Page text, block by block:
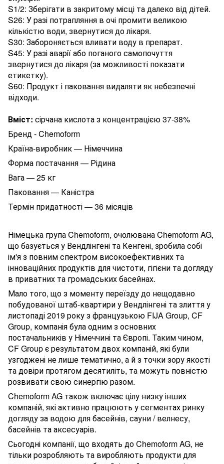
S1/2: Зберігати в закритому місці та далеко від дітей.
S26: У разі потрапляння в очі промити великою
кількістю води, звернутися до лікаря.
S30: Забороняється вливати воду в препарат.
S45: У разі аварії або поганого самопочуття
звернутися до лікаря (за можливості показати
етикетку).
S60: Продукт і паковання видаляти як небезпечні
відходи.
Вміст: сірчана кислота з концентрацією 37-38%
Бренд - Chemoform
Країна-виробник — Німеччина
Форма постачання — Рідина
Вага — 25 кг
Паковання — Каністра
Термін придатності — 36 місяців
Німецька група Chemoform, очолювана Chemoform AG,
що базується у Вендлінгені та Кенгені, зробила собі
ім'я з повним спектром високоефективних та
інноваційних продуктів для чистоти, гігієни та догляду
в приватних та громадських басейнах.
Мало того, що з моменту переїзду до нещодавно
побудованої штаб-квартири у Вендлінгені та злиття у
листопаді 2019 року з французькою FIJA Group, CF
Group, компанія була одним з основних
постачальників у Німеччині та Європі. Таким чином,
CF Group є результатом двох компаній, які були
узгоджені не лише тематично, а й з точки зору якості
та довіри протягом десятиліть, та можуть повністю
розвивати свою синергію разом.
Chemoform AG також включає цілу низку інших
компаній, які активно працюють у сегментах ринку
догляду за водою для басейнів, сауни / велнесу,
басейнів та аксесуарів.
Сьогодні компанії, що входять до Chemoform AG, не
тільки розробляють та виробляють продукти для